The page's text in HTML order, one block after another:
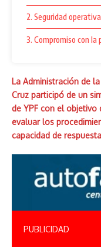
2. Seguridad
3. Compromiso con
La Administración de
Cruz participó de un
de YPF con el
evaluar los
capacidad de
PUBLICIDAD